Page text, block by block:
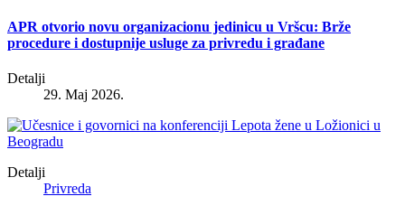
APR otvorio novu organizacionu jedinicu u Vršcu: Brže
procedure i dostupnije usluge za privredu i građane
Detalji
29. Maj 2026.
Detalji
Privreda